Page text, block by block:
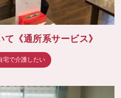
《通所系サービス》
宅で介護したい